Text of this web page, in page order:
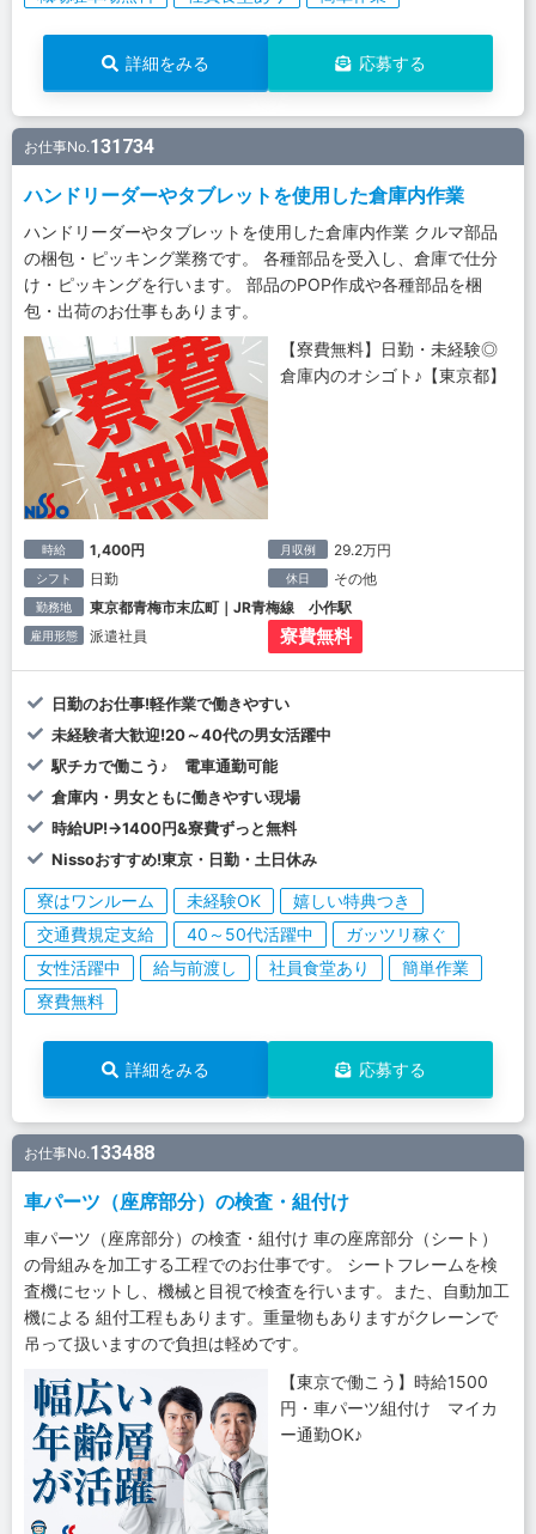
詳細をみる 応募する
お仕事No.131734
ハンドリーダーやタブレットを使用した倉庫内作業
ハンドリーダーやタブレットを使用した倉庫内作業 クルマ部品
の梱包・ピッキング業務です。 各種部品を受入し、倉庫で仕分
け・ピッキングを行います。 部品のPOP作成や各種部品を梱
包・出荷のお仕事もあります。
【寮費無料】日勤・未経験◎
倉庫内のオシゴト♪【東京都】
時給 1,400円 月収例 29.2万円
シフト 日勤 休日 その他
勤務地 東京都青梅市末広町｜JR青梅線 小作駅
雇用形態 派遣社員 寮費無料
日勤のお仕事!軽作業で働きやすい
未経験者大歓迎!20～40代の男女活躍中
駅チカで働こう♪ 電車通勤可能
倉庫内・男女ともに働きやすい現場
時給UP!→1400円&寮費ずっと無料
Nissoおすすめ!東京・日勤・土日休み
寮はワンルーム 未経験OK
嬉しい特典つき
交通費規定支給
40～50代活躍中
ガッツリ稼ぐ
女性活躍中
給与前渡し 社員食堂あり
簡単作業
寮費無料
詳細をみる 応募する
お仕事No.133488
車パーツ（座席部分）の検査・組付け
車パーツ（座席部分）の検査・組付け 車の座席部分（シート）
の骨組みを加工する工程でのお仕事です。 シートフレームを検
査機にセットし、機械と目視で検査を行います。また、自動加工
機による 組付工程もあります。重量物もありますがクレーンで
吊って扱いますので負担は軽めです。
【東京で働こう】時給1500
円・車パーツ組付け マイカ
ー通勤OK♪